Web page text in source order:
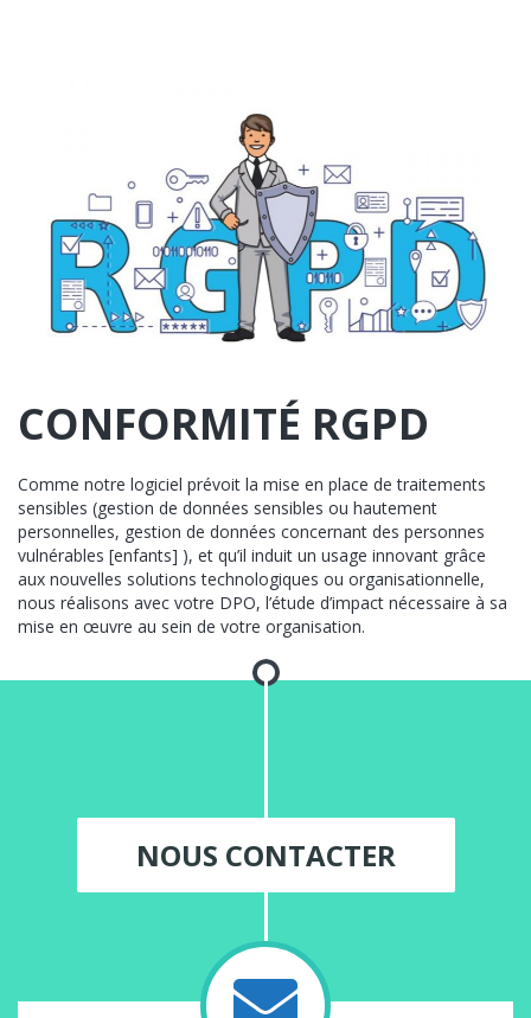
CONFORMITÉ RGPD
Comme notre logiciel prévoit la mise en place de traitements
sensibles (gestion de données sensibles ou hautement
personnelles, gestion de données concernant des personnes
vulnérables [enfants] ), et qu’il induit un usage innovant grâce
aux nouvelles solutions technologiques ou organisationnelle,
nous réalisons avec votre DPO, l’étude d’impact nécessaire à sa
mise en œuvre au sein de votre organisation.
NOUS CONTACTER